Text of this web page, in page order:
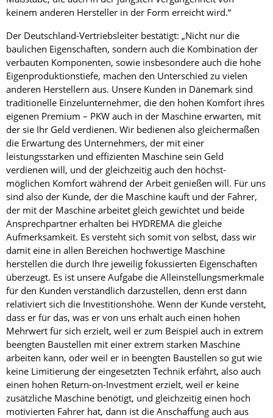
keinem anderen Hersteller in der Form erreicht wird.“
Der Deutschland-Vertriebsleiter bestätigt: „Nicht nur die
baulichen Eigenschaften, sondern auch die Kombination der
verbauten Komponenten, sowie insbesondere auch die hohe
Eigenproduktionstiefe, machen den Unterschied zu vielen
anderen Herstellern aus. Unsere Kunden in Dänemark sind
traditionelle Einzelunternehmer, die den hohen Komfort ihres
eigenen Premium – PKW auch in der Maschine erwarten, mit
der sie Ihr Geld verdienen. Wir bedienen also gleichermaßen
die Erwartung des Unternehmers, der mit einer
leistungsstarken und effizienten Maschine sein Geld
verdienen will, und der gleichzeitig auch den höchst-
möglichen Komfort während der Arbeit genießen will. Für uns
sind also der Kunde, der die Maschine kauft und der Fahrer,
der mit der Maschine arbeitet gleich gewichtet und beide
Ansprechpartner erhalten bei HYDREMA die gleiche
Aufmerksamkeit. Es versteht sich somit von selbst, dass wir
damit eine in allen Bereichen hochwertige Maschine
herstellen die durch Ihre jeweilig fokussierten Eigenschaften
überzeugt. Es ist unsere Aufgabe die Alleinstellungsmerkmale
für den Kunden verständlich darzustellen, denn erst dann
relativiert sich die Investitionshöhe. Wenn der Kunde versteht,
dass er für das, was er von uns erhält auch einen hohen
Mehrwert für sich erzielt, weil er zum Beispiel auch in extrem
beengten Baustellen mit einer extrem starken Maschine
arbeiten kann, oder weil er in beengten Baustellen so gut wie
keine Limitierung der eingesetzten Technik erfährt, also auch
einen hohen Return-on-Investment erzielt, weil er keine
zusätzliche Maschine benötigt, und gleichzeitig einen hoch
motivierten Fahrer hat, dann ist die Anschaffung auch aus